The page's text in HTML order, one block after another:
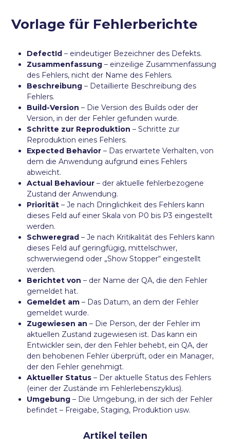
Artikel teilen
Vorlage für Fehlerberichte
DefectId – eindeutiger Bezeichner des Defekts.
Zusammenfassung– einzeilige Zusammenfassung
des Fehlers, nicht der Name des Fehlers.
Beschreibung – Detaillierte Beschreibung des
Fehlers.
Build-Version– Die Version des Builds oder der
Version, in der der Fehler gefunden wurde.
Schritte zur Reproduktion – Schritte zur
Reproduktion eines Fehlers.
Expected Behavior – Das erwartete Verhalten, von
dem die Anwendung aufgrund eines Fehlers
abweicht.
Actual Behaviour – der aktuelle fehlerbezogene
Zustand der Anwendung.
Priorität– Je nach Dringlichkeit des Fehlers kann
dieses Feld auf einer Skala von P0 bis P3 eingestellt
werden.
Schweregrad – Je nach Kritikalität des Fehlers kann
dieses Feld auf geringfügig, mittelschwer,
schwerwiegend oder „Show Stopper“ eingestellt
werden.
Berichtet von– der Name der QA, die den Fehler
gemeldet hat.
Gemeldet am – Das Datum, an dem der Fehler
gemeldet wurde.
Zugewiesen an – Die Person, der der Fehler im
aktuellen Zustand zugewiesen ist. Das kann ein
Entwickler sein, der den Fehler behebt, ein QA, der
den behobenen Fehler überprüft, oder ein Manager,
der den Fehler genehmigt.
Aktueller Status – Der aktuelle Status des Fehlers
(einer der Zustände im Fehlerlebenszyklus).
Umgebung – Die Umgebung, in der sich der Fehler
befindet – Freigabe, Staging, Produktion usw.